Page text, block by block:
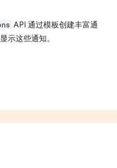
API 通过模板创建丰富通
示这些通知。